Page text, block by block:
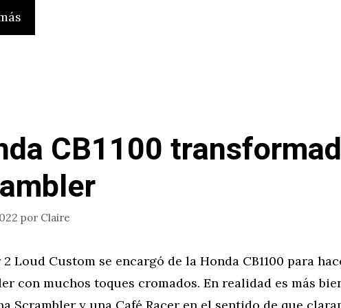
CB1100
por Claire
Loud Custom se encargó de la Honda CB1100 para
con muchos toques cromados. En realidad es más